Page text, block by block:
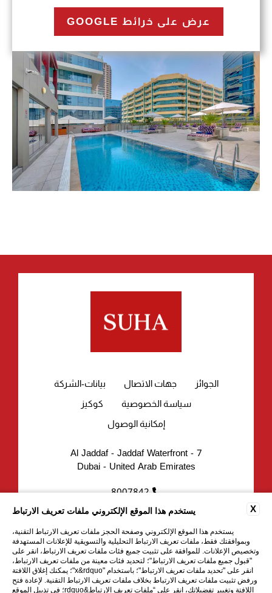
عرض على خرائط GOOGLE
الجوائز جهات الاتصال
بيانات-الشركة
سياسة الخصوصية
كوكيز
إمكانية الوصول
7 - Al Jaddaf - Jaddaf Waterfront
Dubai - United Arab Emirates
8007842
reservations.uae@suhahospitality.com X يستخدم هذا الموقع الإلكتروني ملفات تعريف الارتباط
يستخدم هذا الموقع الإلكتروني وصفحة الحجز ملفات تعريف الارتباط التقنية،
وبموافقتك فقط، ملفات تعريف الارتباط التحليلية والتسويقية للإعلانات المستهدفة
وتخصيص الإعلانات. للموافقة على تثبيت جميع فئات ملفات تعريف الارتباط، انقر على
"قبول جميع ملفات تعريف الارتباط"؛ لتحديد فئات معينة من ملفات تعريف الارتباط،
انقر على "تحديد ملفات تعريف الارتباط"؛ باستخدام "x&rdquo"؛ يمكنك إغلاق اللافتة
ورفض تثبيت ملفات تعريف الارتباط بخلاف ملفات تعريف الارتباط التقنية. لإعادة فتح
اللافتة وتغيير تفضيلاتك، انقر على “ملفات تعريف الارتباط&rdquo؛ في تذييل الموقع